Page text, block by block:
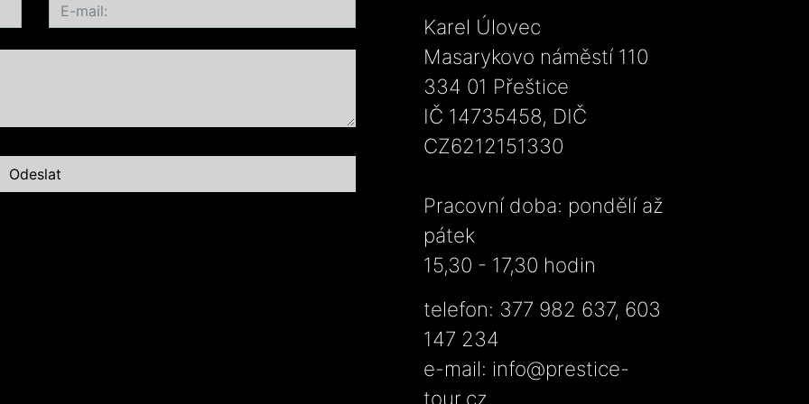
Karel Úlovec
Masarykovo náměstí 110
334 01 Přeštice
IČ 14735458, DIČ
CZ6212151330
Pracovní doba: pondělí až
pátek
15,30 - 17,30 hodin
telefon: 377 982 637, 603
147 234
e-mail: info@prestice-
tour.cz